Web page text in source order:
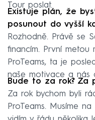
Tour poslat.
Existuje plán, že
posunout do vyšší
Rozhodně. Právě se
financím. První
ProTeams, ta je
naše motivace a nás
Bude to za rok? Za
Za rok bychom byli
ProTeams. Musíme